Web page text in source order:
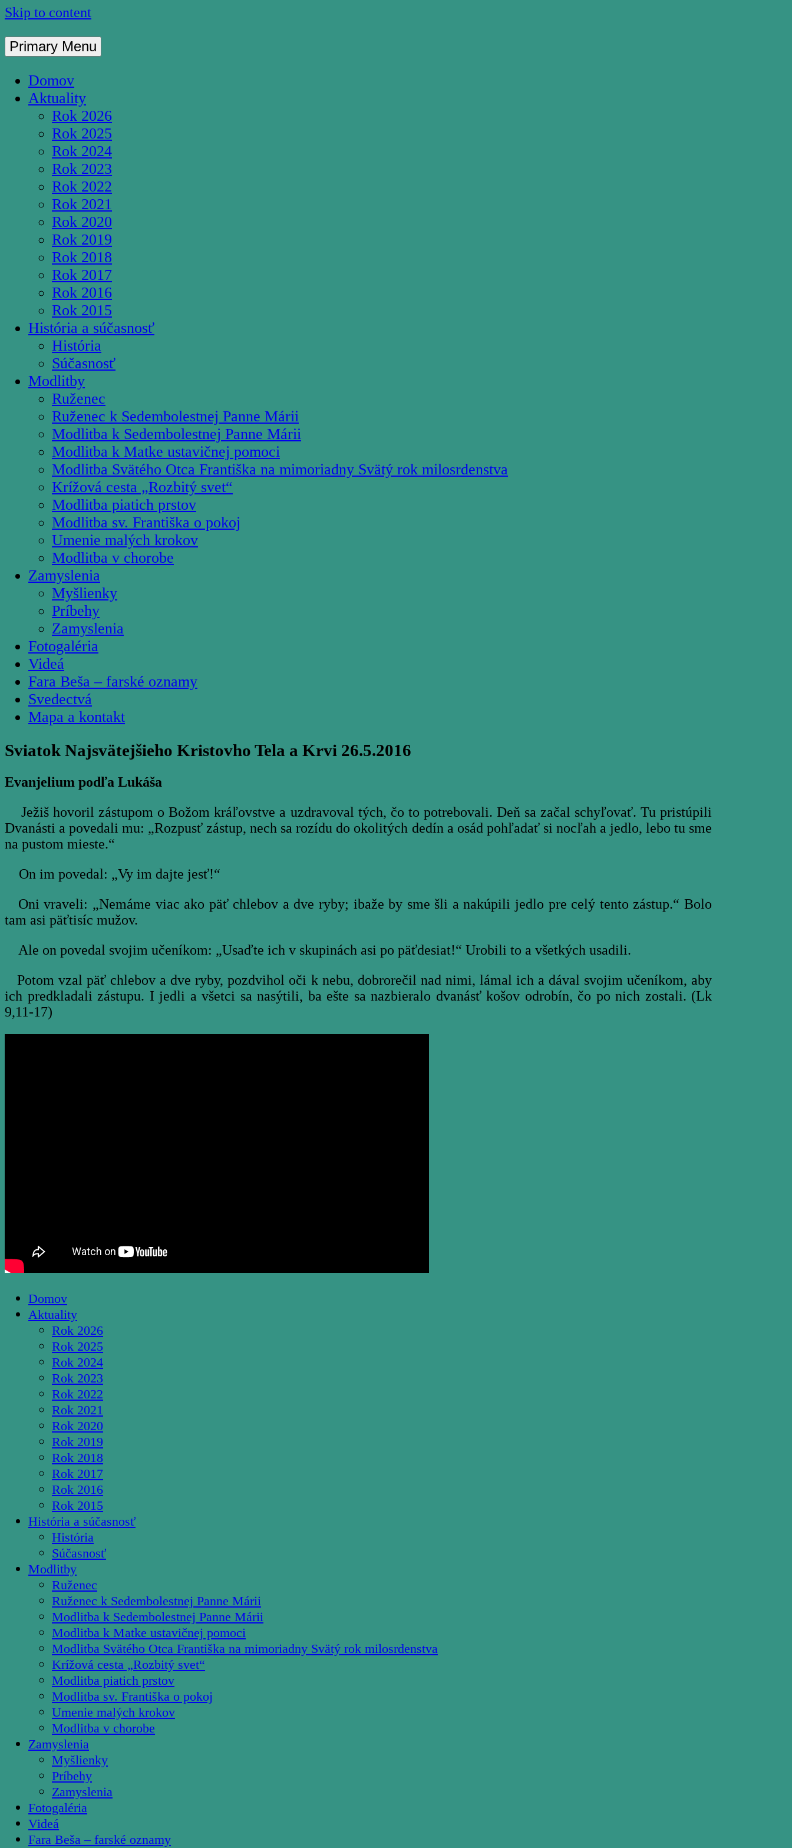
Skip to content
Pútnické miesto Studnička Pozba
Primary Menu
Domov
Aktuality
Rok 2026
Rok 2025
Rok 2024
Rok 2023
Rok 2022
Rok 2021
Rok 2020
Rok 2019
Rok 2018
Rok 2017
Rok 2016
Rok 2015
História a súčasnosť
História
Súčasnosť
Modlitby
Ruženec
Ruženec k Sedembolestnej Panne Márii
Modlitba k Sedembolestnej Panne Márii
Modlitba k Matke ustavičnej pomoci
Modlitba Svätého Otca Františka na mimoriadny Svätý rok milosrdenstva
Krížová cesta „Rozbitý svet“
Modlitba piatich prstov
Modlitba sv. Františka o pokoj
Umenie malých krokov
Modlitba v chorobe
Zamyslenia
Myšlienky
Príbehy
Zamyslenia
Fotogaléria
Videá
Fara Beša – farské oznamy
Svedectvá
Mapa a kontakt
Sviatok Najsvätejšieho Kristovho Tela a Krvi 26.5.2016
Evanjelium podľa Lukáša
Ježiš hovoril zástupom o Božom kráľovstve a uzdravoval tých, čo to potrebovali. Deň sa začal schyľovať. Tu pristúpili
Dvanásti a povedali mu: „Rozpusť zástup, nech sa rozídu do okolitých dedín a osád pohľadať si nocľah a jedlo, lebo tu sme
na pustom mieste.“
On im povedal: „Vy im dajte jesť!“
Oni vraveli: „Nemáme viac ako päť chlebov a dve ryby; ibaže by sme šli a nakúpili jedlo pre celý tento zástup.“ Bolo
tam asi päťtisíc mužov.
Ale on povedal svojim učeníkom: „Usaďte ich v skupinách asi po päťdesiat!“ Urobili to a všetkých usadili.
Potom vzal päť chlebov a dve ryby, pozdvihol oči k nebu, dobrorečil nad nimi, lámal ich a dával svojim učeníkom, aby
ich predkladali zástupu. I jedli a všetci sa nasýtili, ba ešte sa nazbieralo dvanásť košov odrobín, čo po nich zostali. (Lk
9,11-17)
Domov
Aktuality
Rok 2026
Rok 2025
Rok 2024
Rok 2023
Rok 2022
Rok 2021
Rok 2020
Rok 2019
Rok 2018
Rok 2017
Rok 2016
Rok 2015
História a súčasnosť
História
Súčasnosť
Modlitby
Ruženec
Ruženec k Sedembolestnej Panne Márii
Modlitba k Sedembolestnej Panne Márii
Modlitba k Matke ustavičnej pomoci
Modlitba Svätého Otca Františka na mimoriadny Svätý rok milosrdenstva
Krížová cesta „Rozbitý svet“
Modlitba piatich prstov
Modlitba sv. Františka o pokoj
Umenie malých krokov
Modlitba v chorobe
Zamyslenia
Myšlienky
Príbehy
Zamyslenia
Fotogaléria
Videá
Fara Beša – farské oznamy